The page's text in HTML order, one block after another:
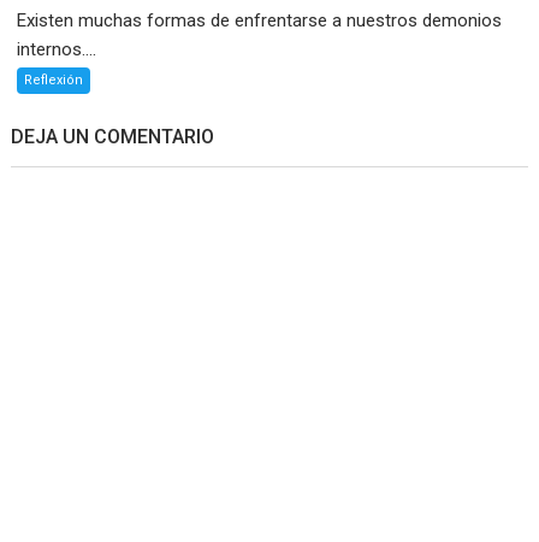
Existen muchas formas de enfrentarse a nuestros demonios
internos....
Reflexión
DEJA UN COMENTARIO